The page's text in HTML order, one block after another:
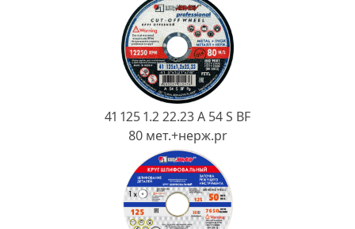
Ковш разливочный
Огнеупорная SiC смесь
41 125 1.2 22.23 A 54 S BF
80 мет.+нерж.pr